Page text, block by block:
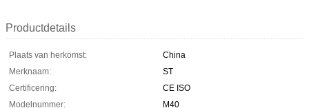
Productdetails
Plaats van herkomst:
China
Merknaam:
ST
Certificering:
CE ISO
Modelnummer:
M40